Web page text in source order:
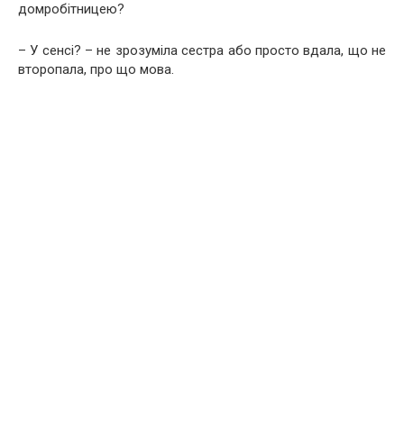
домробітницею?
– У сенсі? – не зрозуміла сестра або просто вдала, що не
второпала, про що мова.